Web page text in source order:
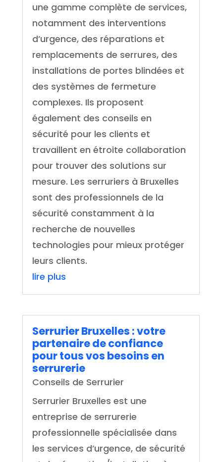
une gamme complète de services,
notamment des interventions
d’urgence, des réparations et
remplacements de serrures, des
installations de portes blindées et
des systèmes de fermeture
complexes. Ils proposent
également des conseils en
sécurité pour les clients et
travaillent en étroite collaboration
pour trouver des solutions sur
mesure. Les serruriers à Bruxelles
sont des professionnels de la
sécurité constamment à la
recherche de nouvelles
technologies pour mieux protéger
leurs clients.
lire plus
Serrurier Bruxelles : votre
partenaire de confiance
pour tous vos besoins en
serrurerie
Conseils de Serrurier
Serrurier Bruxelles est une
entreprise de serrurerie
professionnelle spécialisée dans
les services d’urgence, de sécurité